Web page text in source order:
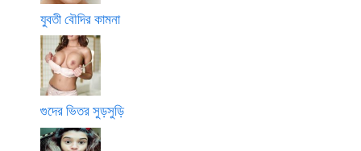
যুবতী বৌদির কামনা
গুদের ভিতর সুড়সুড়ি